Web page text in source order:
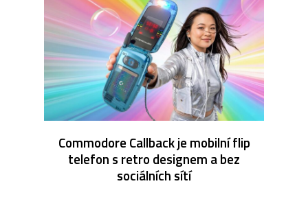
Commodore Callback je mobilní flip
telefon s retro designem a bez
sociálních sítí